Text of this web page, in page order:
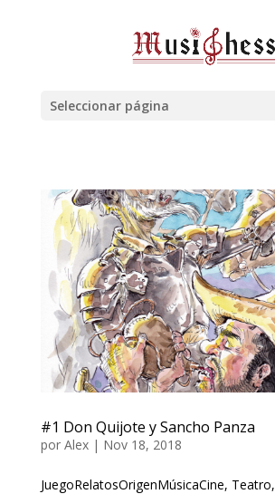
Seleccionar página
#1 Don Quijote y Sancho Panza
por Alex| Nov 18, 2018
JuegoRelatosOrigenMúsicaCine, Teatro,